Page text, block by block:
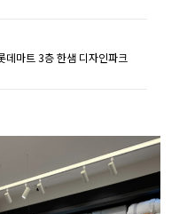
마트 3층 한샘 디자인파크